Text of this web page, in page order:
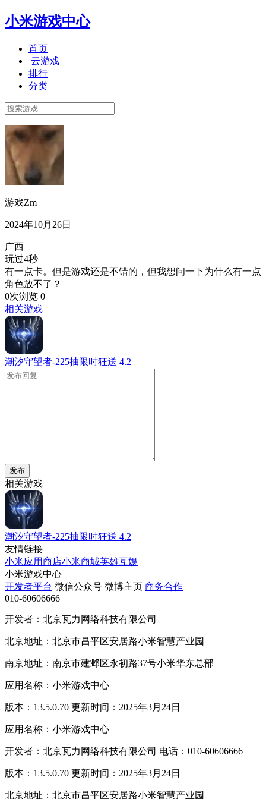
小米游戏中心
首页
云游戏
排行
分类
游戏Zm
2024年10月26日
广西
玩过4秒
有一点卡。但是游戏还是不错的，但我想问一下为什么有一点
角色放不了？
0次浏览 0
相关游戏
潮汐守望者-225抽限时狂送 4.2
发布
相关游戏
潮汐守望者-225抽限时狂送 4.2
友情链接
小米应用商店小米商城英雄互娱
小米游戏中心
开发者平台 微信公众号 微博主页 商务合作
010-60606666
开发者：北京瓦力网络科技有限公司
北京地址：北京市昌平区安居路小米智慧产业园
南京地址：南京市建邺区永初路37号小米华东总部
应用名称：小米游戏中心
版本：13.5.0.70 更新时间：2025年3月24日
应用名称：小米游戏中心
开发者：北京瓦力网络科技有限公司 电话：010-60606666
版本：13.5.0.70 更新时间：2025年3月24日
北京地址：北京市昌平区安居路小米智慧产业园